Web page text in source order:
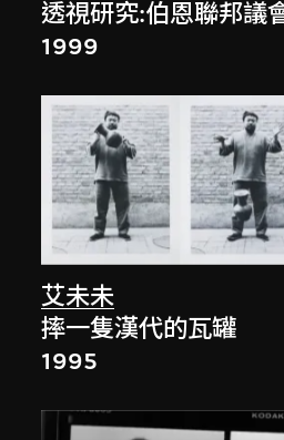
透視研究:伯恩聯邦議
1999
艾未未
摔一隻漢代的瓦罐
1995